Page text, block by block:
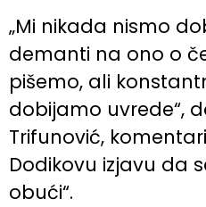
„Mi nikada nismo
demanti na ono o
pišemo, ali
dobijamo uvrede“,
Trifunović,
Dodikovu izjavu da
obući“.